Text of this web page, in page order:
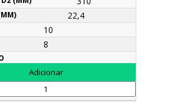
22,4
10
8